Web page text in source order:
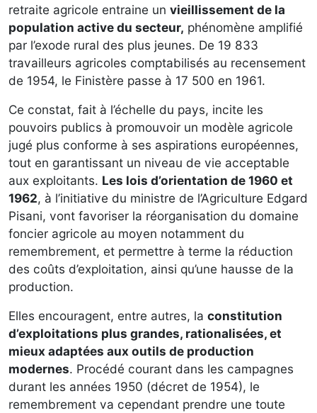
retraite agricole entraine un vieillissement de la
population active du secteur, phénomène amplifié
par l’exode rural des plus jeunes. De 19 833
travailleurs agricoles comptabilisés au recensement
de 1954, le Finistère passe à 17 500 en 1961.
Ce constat, fait à l’échelle du pays, incite les
pouvoirs publics à promouvoir un modèle agricole
jugé plus conforme à ses aspirations européennes,
tout en garantissant un niveau de vie acceptable
aux exploitants. Les lois d’orientation de 1960 et
1962, à l’initiative du ministre de l’Agriculture Edgard
Pisani, vont favoriser la réorganisation du domaine
foncier agricole au moyen notamment du
remembrement, et permettre à terme la réduction
des coûts d’exploitation, ainsi qu’une hausse de la
production.
Elles encouragent, entre autres, la constitution
d’exploitations plus grandes, rationalisées, et
mieux adaptées aux outils de production
modernes. Procédé courant dans les campagnes
durant les années 1950 (décret de 1954), le
remembrement va cependant prendre une toute